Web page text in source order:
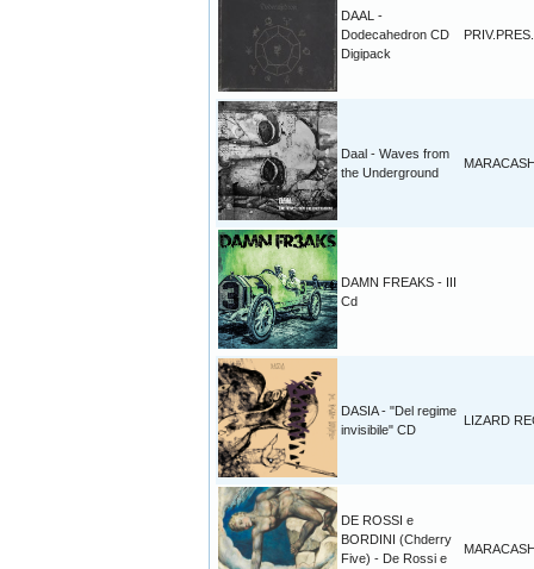
DAAL -
Dodecahedron CD
Digipack
PRIV.PRES.
Daal - Waves from
the Underground
DAMN FREAKS - III
Cd
DASIA - "Del regime
invisibile" CD
LIZARD
DE ROSSI e
BORDINI (Chderry
Five) - De Rossi e